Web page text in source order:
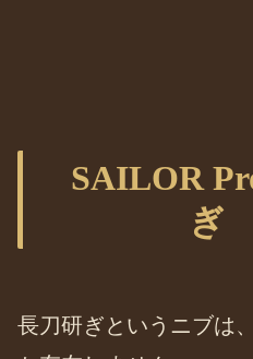
SAILOR
ぎ
長刀研ぎというニブは